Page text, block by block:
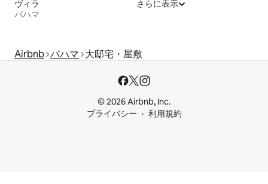
ヴィラ
バハマ
さらに表示
Airbnb バハマ 大邸宅・屋敷
© 2026 Airbnb, Inc.
プライバシー
利用規約